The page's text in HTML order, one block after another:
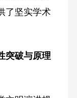
了坚实学术
突破与原理